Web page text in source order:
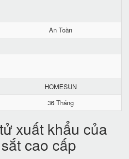
An Toàn
HOMESUN
36 Tháng
xuất khẩu của
cao cấp